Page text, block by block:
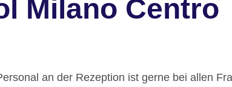
Milano Centro
an der Rezeption ist gerne bei allen